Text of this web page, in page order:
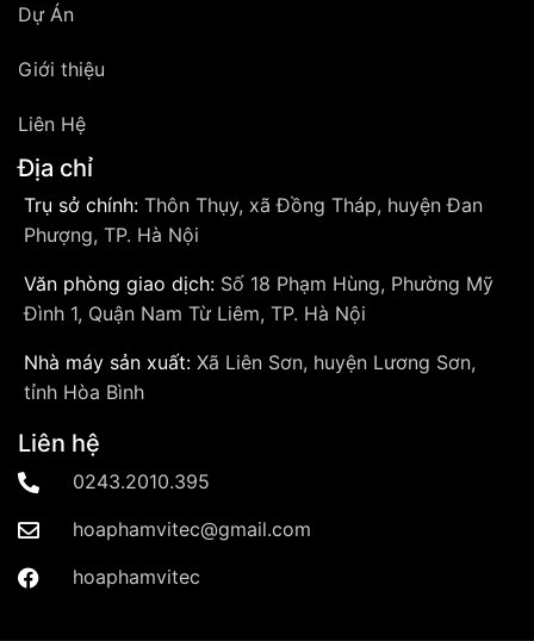
Dự Án
Giới thiệu
Liên Hệ
Địa chỉ
Trụ sở chính: Thôn Thụy, xã Đồng Tháp, huyện Đan
Phượng, TP. Hà Nội
Văn phòng giao dịch: Số 18 Phạm Hùng, Phường Mỹ
Đình 1, Quận Nam Từ Liêm, TP. Hà Nội
Nhà máy sản xuất: Xã Liên Sơn, huyện Lương Sơn,
tỉnh Hòa Bình
Liên hệ
0243.2010.395
hoaphamvitec@gmail.com
hoaphamvitec